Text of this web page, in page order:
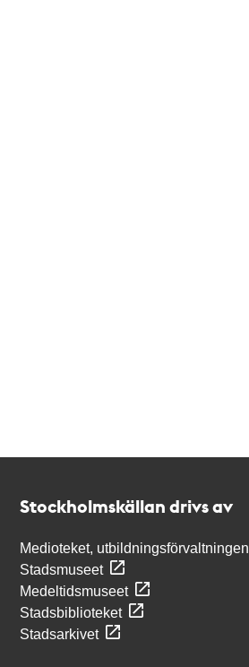
Stockholmskällan drivs av
Medioteket, utbildningsförvaltningen
Stadsmuseet
Medeltidsmuseet
Stadsbiblioteket
Stadsarkivet